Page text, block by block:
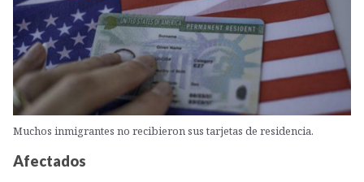
Muchos inmigrantes no recibieron sus tarjetas de residencia.
Afectados